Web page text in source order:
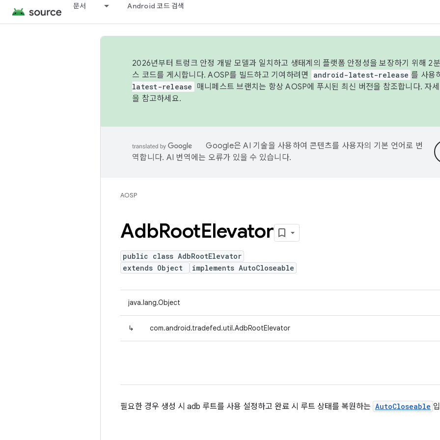
문서 Android 코드 검색
2026년부터 트렁크 안정 개발 모델과 일치하고 생태계의 플랫폼 안정성을 보장하기 위해 2
스 코드를 게시합니다. AOSP를 빌드하고 기여하려면
android-latest-release 를 사용
latest-release
매니페스트 브랜치는 항상 AOSP에 푸시된 최신 버전을 참조합니다. 자
을 참고하세요.
Google은 AI 기술을 사용하여 콘텐츠를 사용자의 기본 언어로 번
역합니다. AI 번역에는 오류가 있을 수 있습니다.
AOSP
AdbRootElevator
public class AdbRootElevator
extends Object
implements AutoCloseable
java.lang.Object
↳ com.android.tradefed.util.AdbRootElevator
필요한 경우 생성 시 adb 루트를 사용 설정하고 완료 시 루트 상태를 복원하는 AutoCloseable